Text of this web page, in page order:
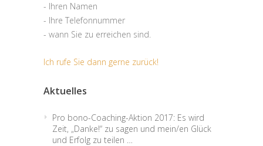
- Ihren Namen
- Ihre Telefonnummer
- wann Sie zu erreichen sind.
Ich rufe Sie dann gerne zurück!
Aktuelles
Pro bono-Coaching-Aktion 2017: Es wird
Zeit, „Danke!“ zu sagen und mein/en Glück
und Erfolg zu teilen …